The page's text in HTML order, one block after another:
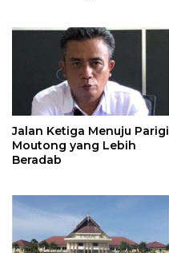
Jalan Ketiga Menuju Parigi
Moutong yang Lebih
Beradab